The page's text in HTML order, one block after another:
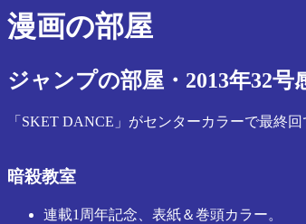
漫画の部屋
ジャンプの部屋・2013年32号
「SKET DANCE」がセンターカラーで最終回
暗殺教室
連載1周年記念、表紙＆巻頭カラー。